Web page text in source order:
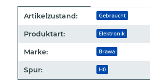
Produkteigenschaft
Wert
Artikelzustand: Gebraucht
Produktart: Elektronik
Marke: Brawa
Spur: H0